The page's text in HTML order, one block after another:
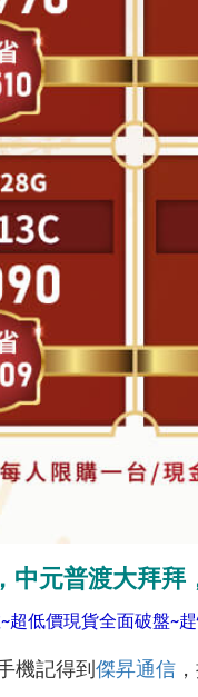
中元普渡大拜
超低價現貨全面破盤~
機記得到傑昇通信